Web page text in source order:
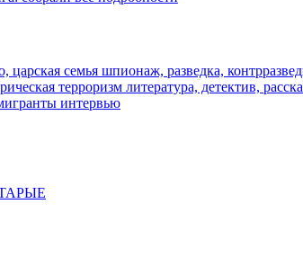
царская семья шпионаж, разведка,
терроризм литература, детектив,
интервью